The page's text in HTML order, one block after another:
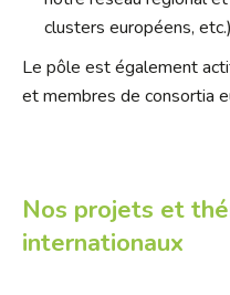
clusters européens, etc.)
Le pôle est également
et membres de consortia
Nos projets et
internationaux